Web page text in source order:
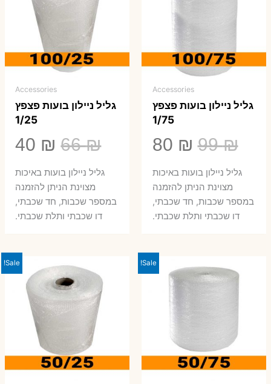
Accessories
גליל ניילון בועות פצפץ
1/75
99₪
המחיר
המקורי
היה:
99 ₪.
80 ₪
הנוכחיגליל ניילון בועות באיכות
מצוינת הניתן להזמנה
במספר שכבות, חד שכבתי,
דו שכבתי ותלת שכבתי.
Accessories
גליל ניילון בועות פצפץ
1/25
66₪
המחיר
המקורי
היה:
66 ₪.
40 ₪
₪.
גליל ניילון בועות באיכות
מצוינת הניתן להזמנה
במספר שכבות, חד שכבתי,
דו שכבתי ותלת שכבתי.
Sale!
Sale!